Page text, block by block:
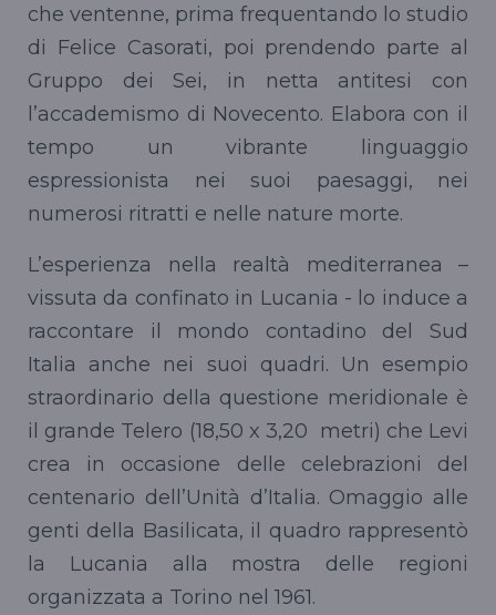
che ventenne, prima frequentando lo studio
di Felice Casorati, poi prendendo parte al
Gruppo dei Sei, in netta antitesi con
l’accademismo di Novecento. Elabora con il
tempo un vibrante linguaggio
espressionista nei suoi paesaggi, nei
numerosi ritratti e nelle nature morte.
L’esperienza nella realtà mediterranea –
vissuta da confinato in Lucania - lo induce a
raccontare il mondo contadino del Sud
Italia anche nei suoi quadri. Un esempio
straordinario della questione meridionale è
il grande Telero (18,50 x 3,20 metri) che Levi
crea in occasione delle celebrazioni del
centenario dell’Unità d’Italia. Omaggio alle
genti della Basilicata, il quadro rappresentò
la Lucania alla mostra delle regioni
organizzata a Torino nel 1961.